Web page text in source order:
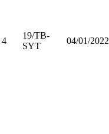
4
19/TB-
SYT
04/01/2022